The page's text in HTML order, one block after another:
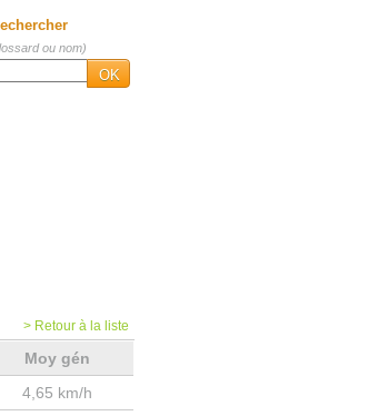
ou nom)
OK
> Retour à la liste
Moy gén
4,65 km/h